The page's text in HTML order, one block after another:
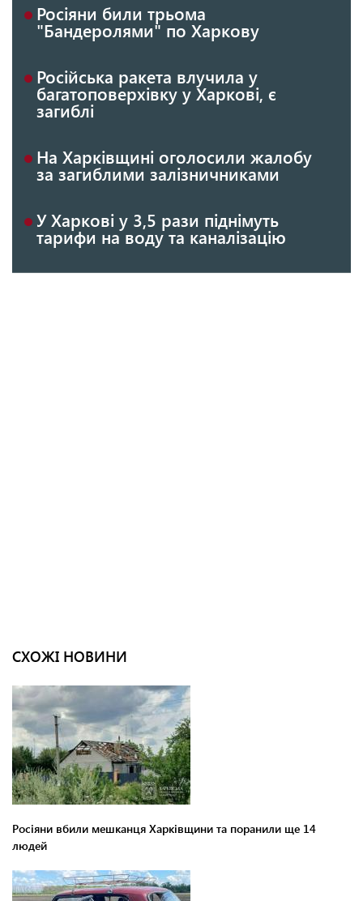
Росіяни били трьома
"Бандеролями" по Харкову
Російська ракета влучила у
багатоповерхівку у Харкові, є
загиблі
На Харківщині оголосили жалобу
за загиблими залізничниками
У Харкові у 3,5 рази піднімуть
тарифи на воду та каналізацію
СХОЖІ НОВИНИ
Росіяни вбили мешканця Харківщини та поранили ще 14
людей